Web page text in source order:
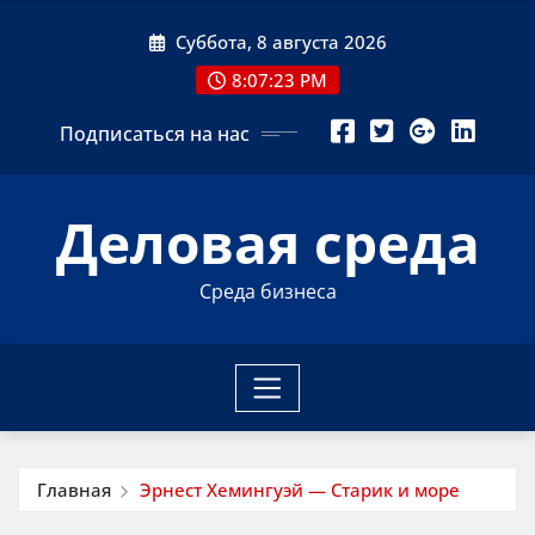
Суббота, 8 августа 2026
8:07:24 PM
Подписаться на нас
Деловая среда
Среда бизнеса
Главная Эрнест Хемингуэй — Старик и море